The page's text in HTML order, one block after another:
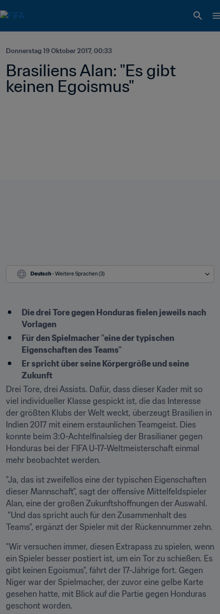
Donnerstag 19 Oktober 2017, 00:33
Brasiliens Alan: "Es gibt
keinen Egoismus"
Deutsch - Weitere Sprachen (3)
Die drei Tore gegen Honduras fielen jeweils nach
Vorlagen
Für den Spielmacher "eine der typischen
Eigenschaften des Teams"
Er spricht über seine Körpergröße und seine
Zukunft
Drei Tore, drei Assists. Dafür, dass dieser Kader mit so
viel individueller Klasse gespickt ist, die das Interesse
der größten Klubs der Welt weckt, überzeugt Brasilien in
Indien 2017 mit einem erstaunlichen Teamgeist. Dies
konnte beim 3:0-Achtelfinalsieg der Brasilianer gegen
Honduras bei der FIFA U-17-Weltmeisterschaft einmal
mehr beobachtet werden.
"Ja, das ist zweifellos eine der typischen Eigenschaften
dieser Mannschaft", sagt der offensive Mittelfeldspieler
Alan, eine der großen Zukunftshoffnungen der Auswahl.
"Und das spricht auch für den Zusammenhalt des
Teams", ergänzt der Spieler mit der Rückennummer zehn.
"Wir versuchen immer, diesen Extrapass zu spielen, wenn
ein Spieler besser postiert ist, um ein Tor zu schießen. Es
gibt keinen Egoismus", fährt der 17-Jährige fort. Gegen
Niger war der Spielmacher, der zuvor eine gelbe Karte
gesehen hatte, mit Blick auf die Partie gegen Honduras
geschont worden.